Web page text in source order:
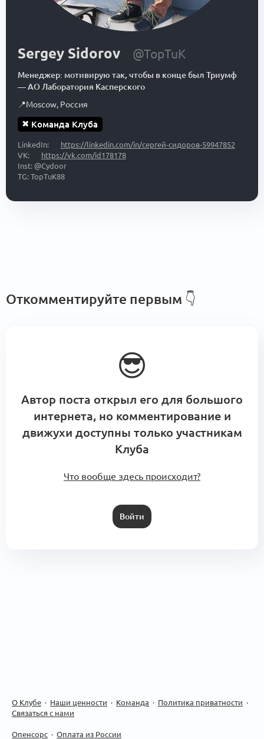
Sergey Sidorov @TopTuK
Менеджер: мотивирую так, чтобы в конце был Триумф
—АО Лаборатория Касперского
📍Moscow, Россия
✖ Команда Клуба
LinkedIn:
https://linkedin.com/in/сергей-сидоров-59947852
VK:
https://vk.com/id178178
Inst: @Cydoor
TG: TopTuK88
Откомментируйте первым 👇
😎
Автор поста открыл его для большого
интернета, но комментирование и
движухи доступны только участникам
Клуба
Что вообще здесь происходит?
Войти
О Клубе · Наши ценности · Команда · Политика приватности ·
Связаться с нами
Опенсорс · Оплата из России